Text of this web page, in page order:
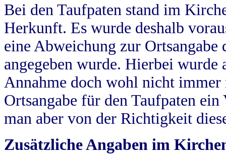
Bei den Taufpaten stand im
Herkunft. Es wurde deshalb
eine Abweichung zur
angegeben wurde. Hierbei wurde
Annahme doch wohl nicht
Ortsangabe für den Taufpaten
man aber von der Richtigkeit
Zusätzliche Angaben im